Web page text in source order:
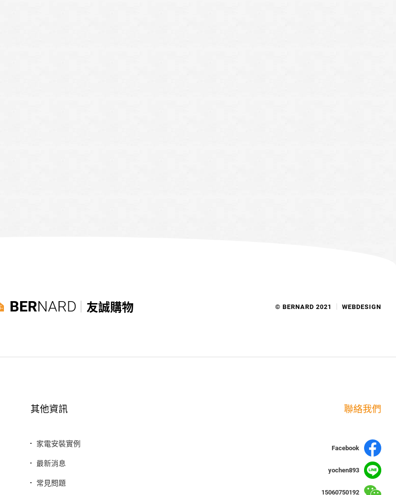
友誠購物 © BERNARD 2021 WEBDESIGN
其他資訊
家電安裝實例
最新消息
常見問題
聯絡我們
Facebook
yochen893
15060750192